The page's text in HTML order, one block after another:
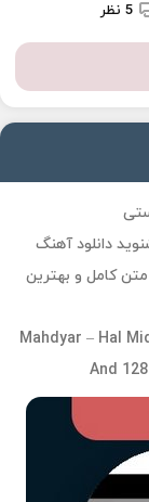
5 نظر
دانلود آهنگ
کامل و بهترین
Mahdyar – Hal
And